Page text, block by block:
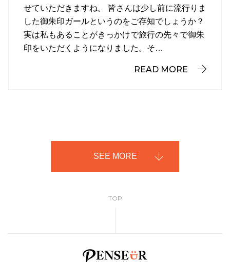
せていただきますね。 皆さんは少し前に流行りま
した御朱印ガールというのをご存知でしょうか？
実は私もあることがきっかけで旅行の先々で御朱
印をいただくようになりました。そ…
READ MORE
SEE MORE
TOP